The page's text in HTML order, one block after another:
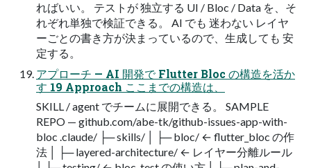
ればいい。 テストが 独立する UI / Bloc / Data を、そ
れぞれ単独で検証できる。 AI でも 迷わない レイヤ
ーごとの書き方が決まっているので、生成しても 安
定する。
アプローチ — AI 開発で Flutter Bloc の構造を活か
す 19 Approach ここまでの構造は、
SKILL / agent でチームに展開できる。 SAMPLE
REPO — github.com/abe-tk/github-issues-app-with-
bloc .claude/ ├─ skills/ │ ├─ bloc/ ← flutter_bloc の作
法 │ ├─ layered-architecture/ ← レイヤー分離ルール